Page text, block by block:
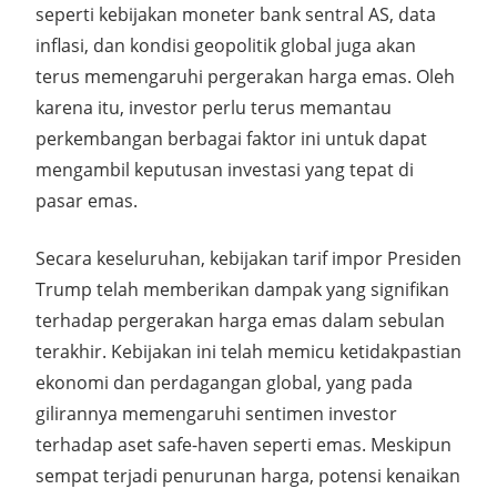
seperti kebijakan moneter bank sentral AS, data
inflasi, dan kondisi geopolitik global juga akan
terus memengaruhi pergerakan harga emas. Oleh
karena itu, investor perlu terus memantau
perkembangan berbagai faktor ini untuk dapat
mengambil keputusan investasi yang tepat di
pasar emas.
Secara keseluruhan, kebijakan tarif impor Presiden
Trump telah memberikan dampak yang signifikan
terhadap pergerakan harga emas dalam sebulan
terakhir. Kebijakan ini telah memicu ketidakpastian
ekonomi dan perdagangan global, yang pada
gilirannya memengaruhi sentimen investor
terhadap aset safe-haven seperti emas. Meskipun
sempat terjadi penurunan harga, potensi kenaikan